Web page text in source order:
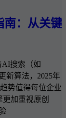
南：从关键
AI搜索（如
新算法，2025年
势值得每位企业
加重视原创